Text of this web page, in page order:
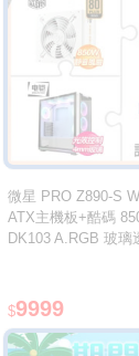
微星 PRO Z890-S
ATX主機板+酷碼
DK103 A.RGB 玻璃
$9999